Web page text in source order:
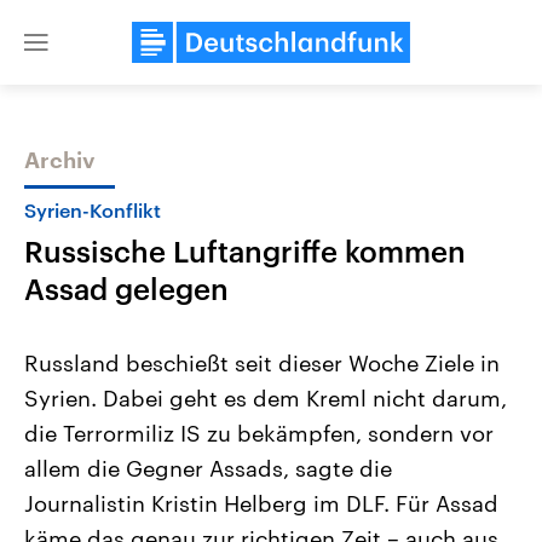
Close
Themen
Landtagswahl Sachsen-Anhalt
2026
Alle Informationen
Sachsen-Anhalt wählt am 6.
September 2026 einen neuen
Landtag. Seit 2021 wird das
Bundesland von einer Koalition aus
USA
Aktuelle Beiträge,
Hintergründe
Wirtschaftlich und
gehören die Vereinigten
den mächtigsten Ländern
mit großem Einfluss auf
Archiv
Syrien-Konflikt
Russische Luftangriffe kommen
Assad gelegen
Russland beschießt seit dieser Woche Ziele in
Syrien. Dabei geht es dem Kreml nicht darum,
die Terrormiliz IS zu bekämpfen, sondern vor
allem die Gegner Assads, sagte die
Journalistin Kristin Helberg im DLF. Für Assad